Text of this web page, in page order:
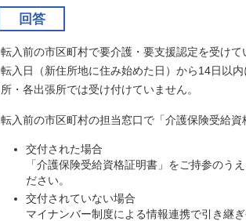
回答
転入前の市区町村で要介護・要支援認定を受け
転入日（新住所地に住み始めた日）から14日以
所・各出張所では受け付けていません。
転入前の市区町村の担当窓口で「介護保険受給資
交付された場合
「介護保険受給資格証明書」をご持参のう
ださい。
交付されていない場合
マイナンバー制度による情報連携で引き継